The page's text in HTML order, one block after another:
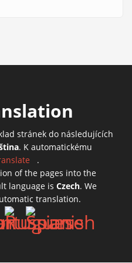
stránek do následujících
. K automatickému
(link is external)
.
of the pages into the
language is Czech. We
translation.